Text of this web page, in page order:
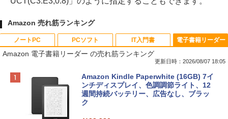
Amazon 売れ筋ランキング
ノートPC
Apple 2026 MacBook Neo A18 Proチッ
プ搭載13インチノートブック：AIとAppl
e Intelligence、Liquid Retinaディスプ
レイ、8GBメモリ、512GB SSD、1080p
PCソフト
Robloxギフトカード - 800 Robux 【限
定バーチャルアイテムを含む】 【オンラ
インゲームコード】 ロブロックス | オン
ラインコード版
IT入門書
生成AIパスポート公式テキスト 第４版
￥1,766
電子書籍リーダー
Amazon 電子書籍リーダー の売れ筋ランキング
更新日時：2026/08/07 18:05
Amazon Kindle Paperwhite (16GB) 7イ
ンチディスプレイ、色調調節ライト、12
週間持続バッテリー、広告なし、ブラッ
ク